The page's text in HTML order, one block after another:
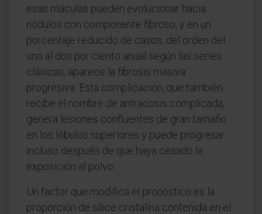
esas máculas pueden evolucionar hacia
nódulos con componente fibroso, y en un
porcentaje reducido de casos, del orden del
uno al dos por ciento anual según las series
clásicas, aparece la fibrosis masiva
progresiva. Esta complicación, que también
recibe el nombre de antracosis complicada,
genera lesiones confluentes de gran tamaño
en los lóbulos superiores y puede progresar
incluso después de que haya cesado la
exposición al polvo.
Un factor que modifica el pronóstico es la
proporción de sílice cristalina contenida en el